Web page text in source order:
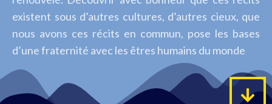
existent sous d’autres cultures, d’autres cieux, que
nous avons ces récits en commun, pose les bases
d’une fraternité avec les êtres humains du monde